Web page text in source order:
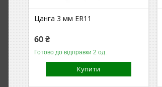
Цанга 3 мм ER11
60 ₴
Готово до відправки 2 од.
Купити